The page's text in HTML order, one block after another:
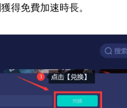
得免費加速時長。